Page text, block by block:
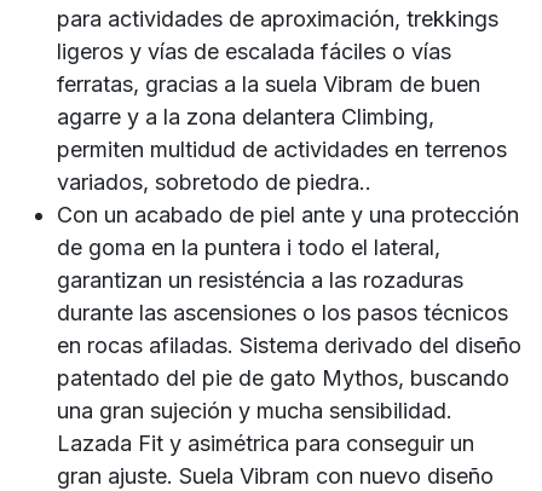
para actividades de aproximación, trekkings
ligeros y vías de escalada fáciles o vías
ferratas, gracias a la suela Vibram de buen
agarre y a la zona delantera Climbing,
permiten multidud de actividades en terrenos
variados, sobretodo de piedra..
Con un acabado de piel ante y una protección
de goma en la puntera i todo el lateral,
garantizan un resisténcia a las rozaduras
durante las ascensiones o los pasos técnicos
en rocas afiladas. Sistema derivado del diseño
patentado del pie de gato Mythos, buscando
una gran sujeción y mucha sensibilidad.
Lazada Fit y asimétrica para conseguir un
gran ajuste. Suela Vibram con nuevo diseño